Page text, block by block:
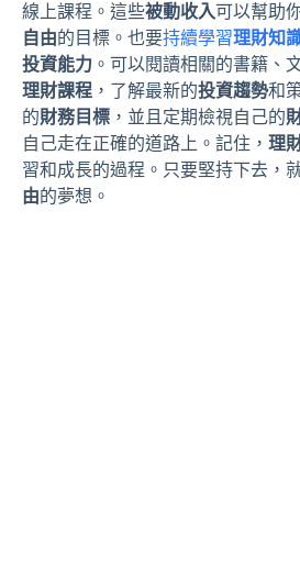
線上課程。這些被動收入可以幫助
自由的目標。也要持續學習理財知
投資能力 。可以閱讀相關的書籍、
理財課程 ，了解最新的投資趨勢和
的財務目標 ，並且定期檢視自己的
自己走在正確的道路上。記住， 理
習和成長的過程。只要堅持下去，
由的夢想。